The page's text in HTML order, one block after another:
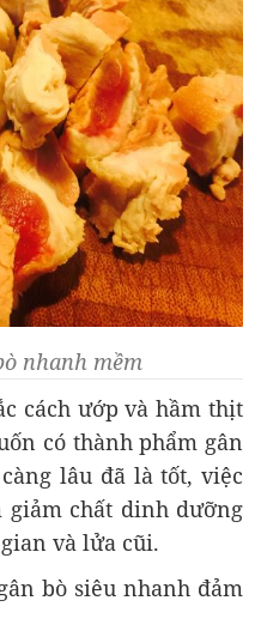
nhanh mềm
cách ướp và hầm thịt
có thành phẩm gân
lâu đã là tốt, việc
chất dinh dưỡng
và lửa cũi.
bò siêu nhanh đảm